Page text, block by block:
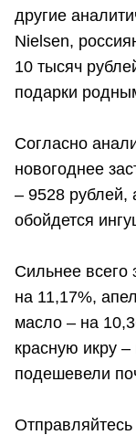
другие
Nielsen,
10 тысяч
подарки
Согласно
новогоднее
– 9528 рублей,
обойдется
Сильнее
на 11,17%,
масло – на
красную икру
подешевели